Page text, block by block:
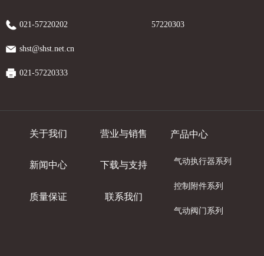
021-57220202
shst@shst.net.cn
021-57220333
57220303
关于我们
新闻中心
质量保证
营业与销售
下载与支持
联系我们
产品中心
气动执行器系列
控制附件系列
气动阀门系列